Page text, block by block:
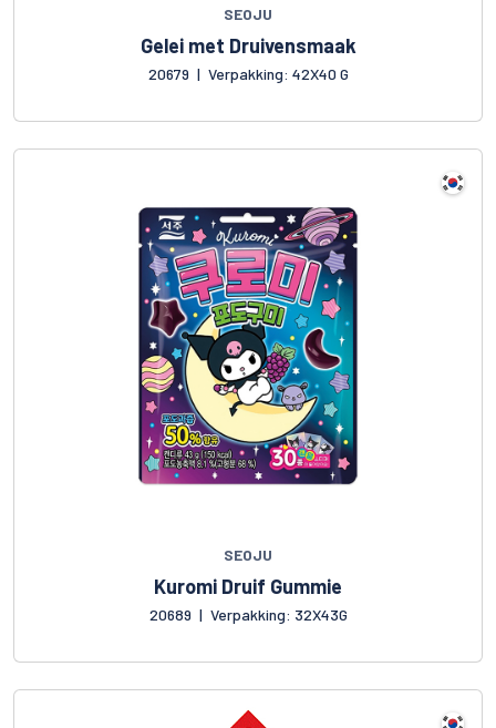
SEOJU
Gelei met Druivensmaak
20679 | Verpakking: 42X40 G
SEOJU
Kuromi Druif Gummie
20689 | Verpakking: 32X43G